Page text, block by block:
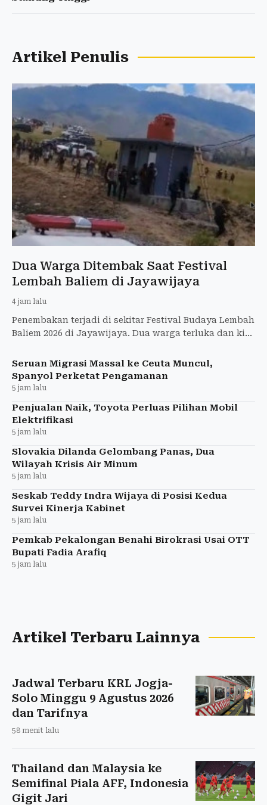
Artikel Penulis
Dua Warga Ditembak Saat Festival
Lembah Baliem di Jayawijaya
4 jam lalu
Penembakan terjadi di sekitar Festival Budaya Lembah
Baliem 2026 di Jayawijaya. Dua warga terluka dan kini
Seruan Migrasi Massal ke Ceuta Muncul,
Spanyol Perketat Pengamanan
5 jam lalu
Penjualan Naik, Toyota Perluas Pilihan Mobil
Elektrifikasi
5 jam lalu
Slovakia Dilanda Gelombang Panas, Dua
Wilayah Krisis Air Minum
5 jam lalu
Seskab Teddy Indra Wijaya di Posisi Kedua
Survei Kinerja Kabinet
5 jam lalu
Pemkab Pekalongan Benahi Birokrasi Usai OTT
Bupati Fadia Arafiq
5 jam lalu
Artikel Terbaru Lainnya
Jadwal Terbaru KRL Jogja-
Solo Minggu 9 Agustus 2026
dan Tarifnya
58 menit lalu
Thailand dan Malaysia ke
Semifinal Piala AFF, Indonesia
Gigit Jari